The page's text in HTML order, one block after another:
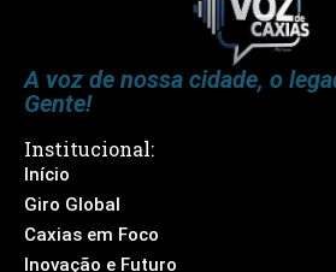
A voz de nossa cidade, o
Gente!
Institucional:
Início
Giro Global
Caxias em Foco
Inovação e Futuro